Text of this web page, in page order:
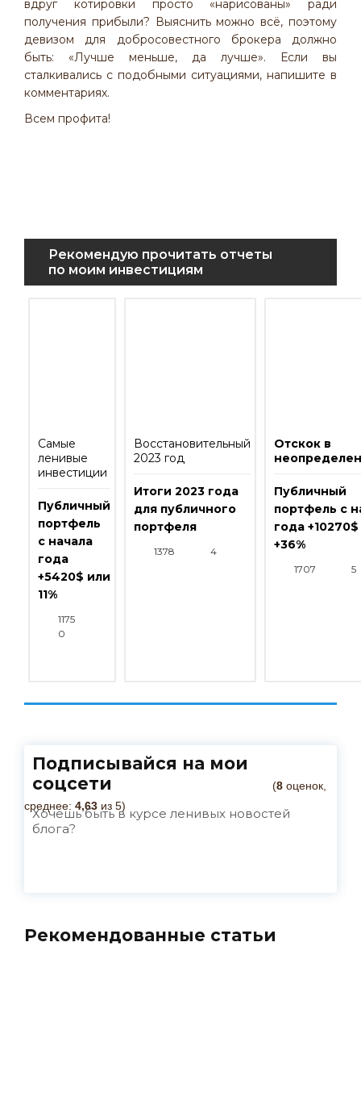
вдруг котировки просто «нарисованы» ради
получения прибыли? Выяснить можно всё, поэтому
девизом для добросовестного брокера должно
быть: «Лучше меньше, да лучше». Если вы
сталкивались с подобными ситуациями, напишите в
комментариях.
Всем профита!
(8 оценок,
среднее: 4,63 из 5)
Рекомендую прочитать отчеты
по моим инвестициям
Самые
ленивые
инвестиции
Публичный
портфель
с начала
года
+5420$ или
11%
1175
0
Восстановительный
2023 год
Итоги 2023 года
для публичного
портфеля
1378 4
Отскок в
Публичный
портфель с
года
+36%
1707 5
Подписывайся на мои
соцсети
Хочешь быть в курсе ленивых новостей
блога?
Рекомендованные статьи